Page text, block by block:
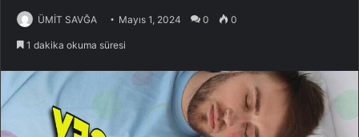
ÜMİT SAVĞA Mayıs 1, 2024 0 0
1 dakika okuma süresi